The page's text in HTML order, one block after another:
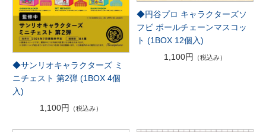
◆サンリオキャラクターズ ミ
ニチェスト 第2弾 (1BOX 4個
入)
1,100円
（税込み）
◆円谷プロ キャラクターズソ
フビ ボールチェーンマスコッ
ト (1BOX 12個入)
1,100円
（税込み）